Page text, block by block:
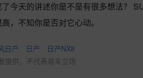
了今天的讲述你是不是有很多想法？
，不知你是否对它心动。
日产 日产
日产NX8
提供，不代表易车立场